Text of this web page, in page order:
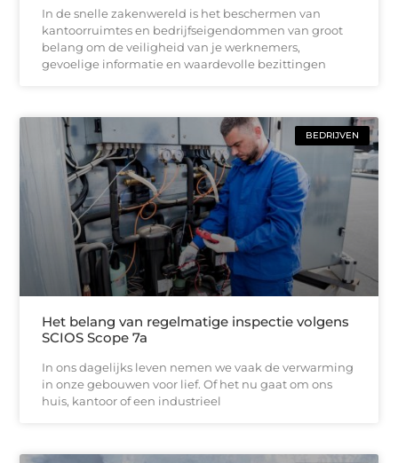
In de snelle zakenwereld is het beschermen van
kantoorruimtes en bedrijfseigendommen van groot
belang om de veiligheid van je werknemers,
gevoelige informatie en waardevolle bezittingen
BEDRIJVEN
Het belang van regelmatige inspectie volgens
SCIOS Scope 7a
In ons dagelijks leven nemen we vaak de verwarming
in onze gebouwen voor lief. Of het nu gaat om ons
huis, kantoor of een industrieel